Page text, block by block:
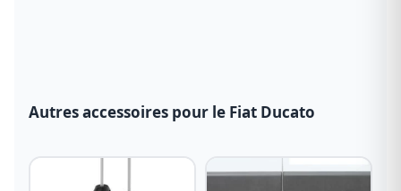
Autres accessoires pour le Fiat Ducato